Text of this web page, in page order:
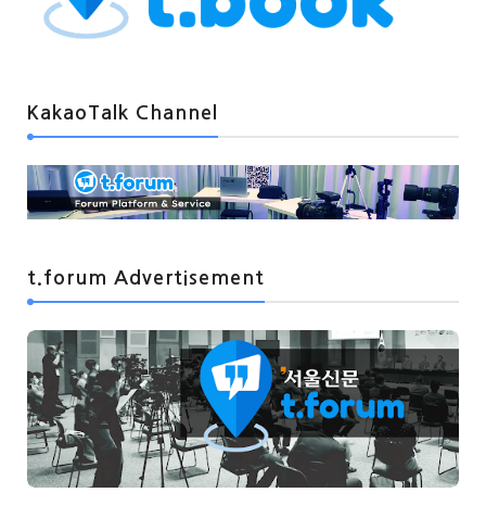
KakaoTalk Channel
t.forum Advertisement